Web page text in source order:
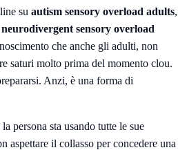
su autism sensory overload adults,
neurodivergent sensory overload
che anche gli adulti, non
saturi molto prima del momento clou.
Anzi, è una forma di
persona sta usando tutte le sue
aspettare il collasso per concedere una